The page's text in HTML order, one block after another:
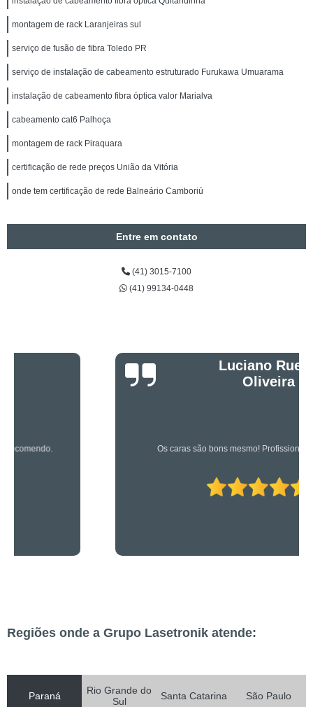
montagem de rack Laranjeiras sul
serviço de fusão de fibra Toledo PR
serviço de instalação de cabeamento estruturado Furukawa Umuarama
instalação de cabeamento fibra óptica valor Marialva
cabeamento cat6 Palhoça
montagem de rack Piraquara
certificação de rede preços União da Vitória
onde tem certificação de rede Balneário Camboriú
Entre em contato
(41) 3015-7100
(41) 99134-0448
Luciano Rueda
Oliveira
Os caras são bons mesmo! Profissionais de primeira!
Regiões onde a Grupo Lasetronik atende:
Paraná
Rio Grande do
Sul
Santa Catarina São Paulo